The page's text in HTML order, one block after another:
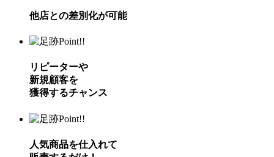
他店との差別化が可能
Point!!
リピーターや
新規顧客を
獲得するチャンス
Point!!
人気商品を仕入れて